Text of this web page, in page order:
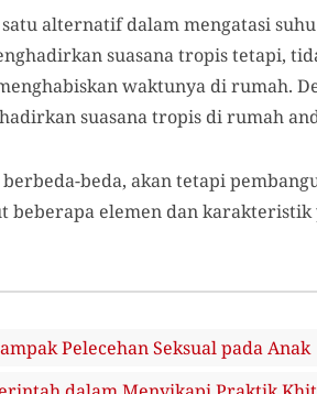
alternatif dalam mengatasi
suasana tropis tetapi,
waktunya di rumah.
suasana tropis di rumah
beda, akan tetapi
beberapa elemen dan
Pelecehan Seksual pada Anak